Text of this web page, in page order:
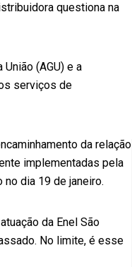
questiona na
(AGU) e a
serviços de
da relação
implementadas pela
dia 19 de janeiro.
da Enel São
No limite, é esse